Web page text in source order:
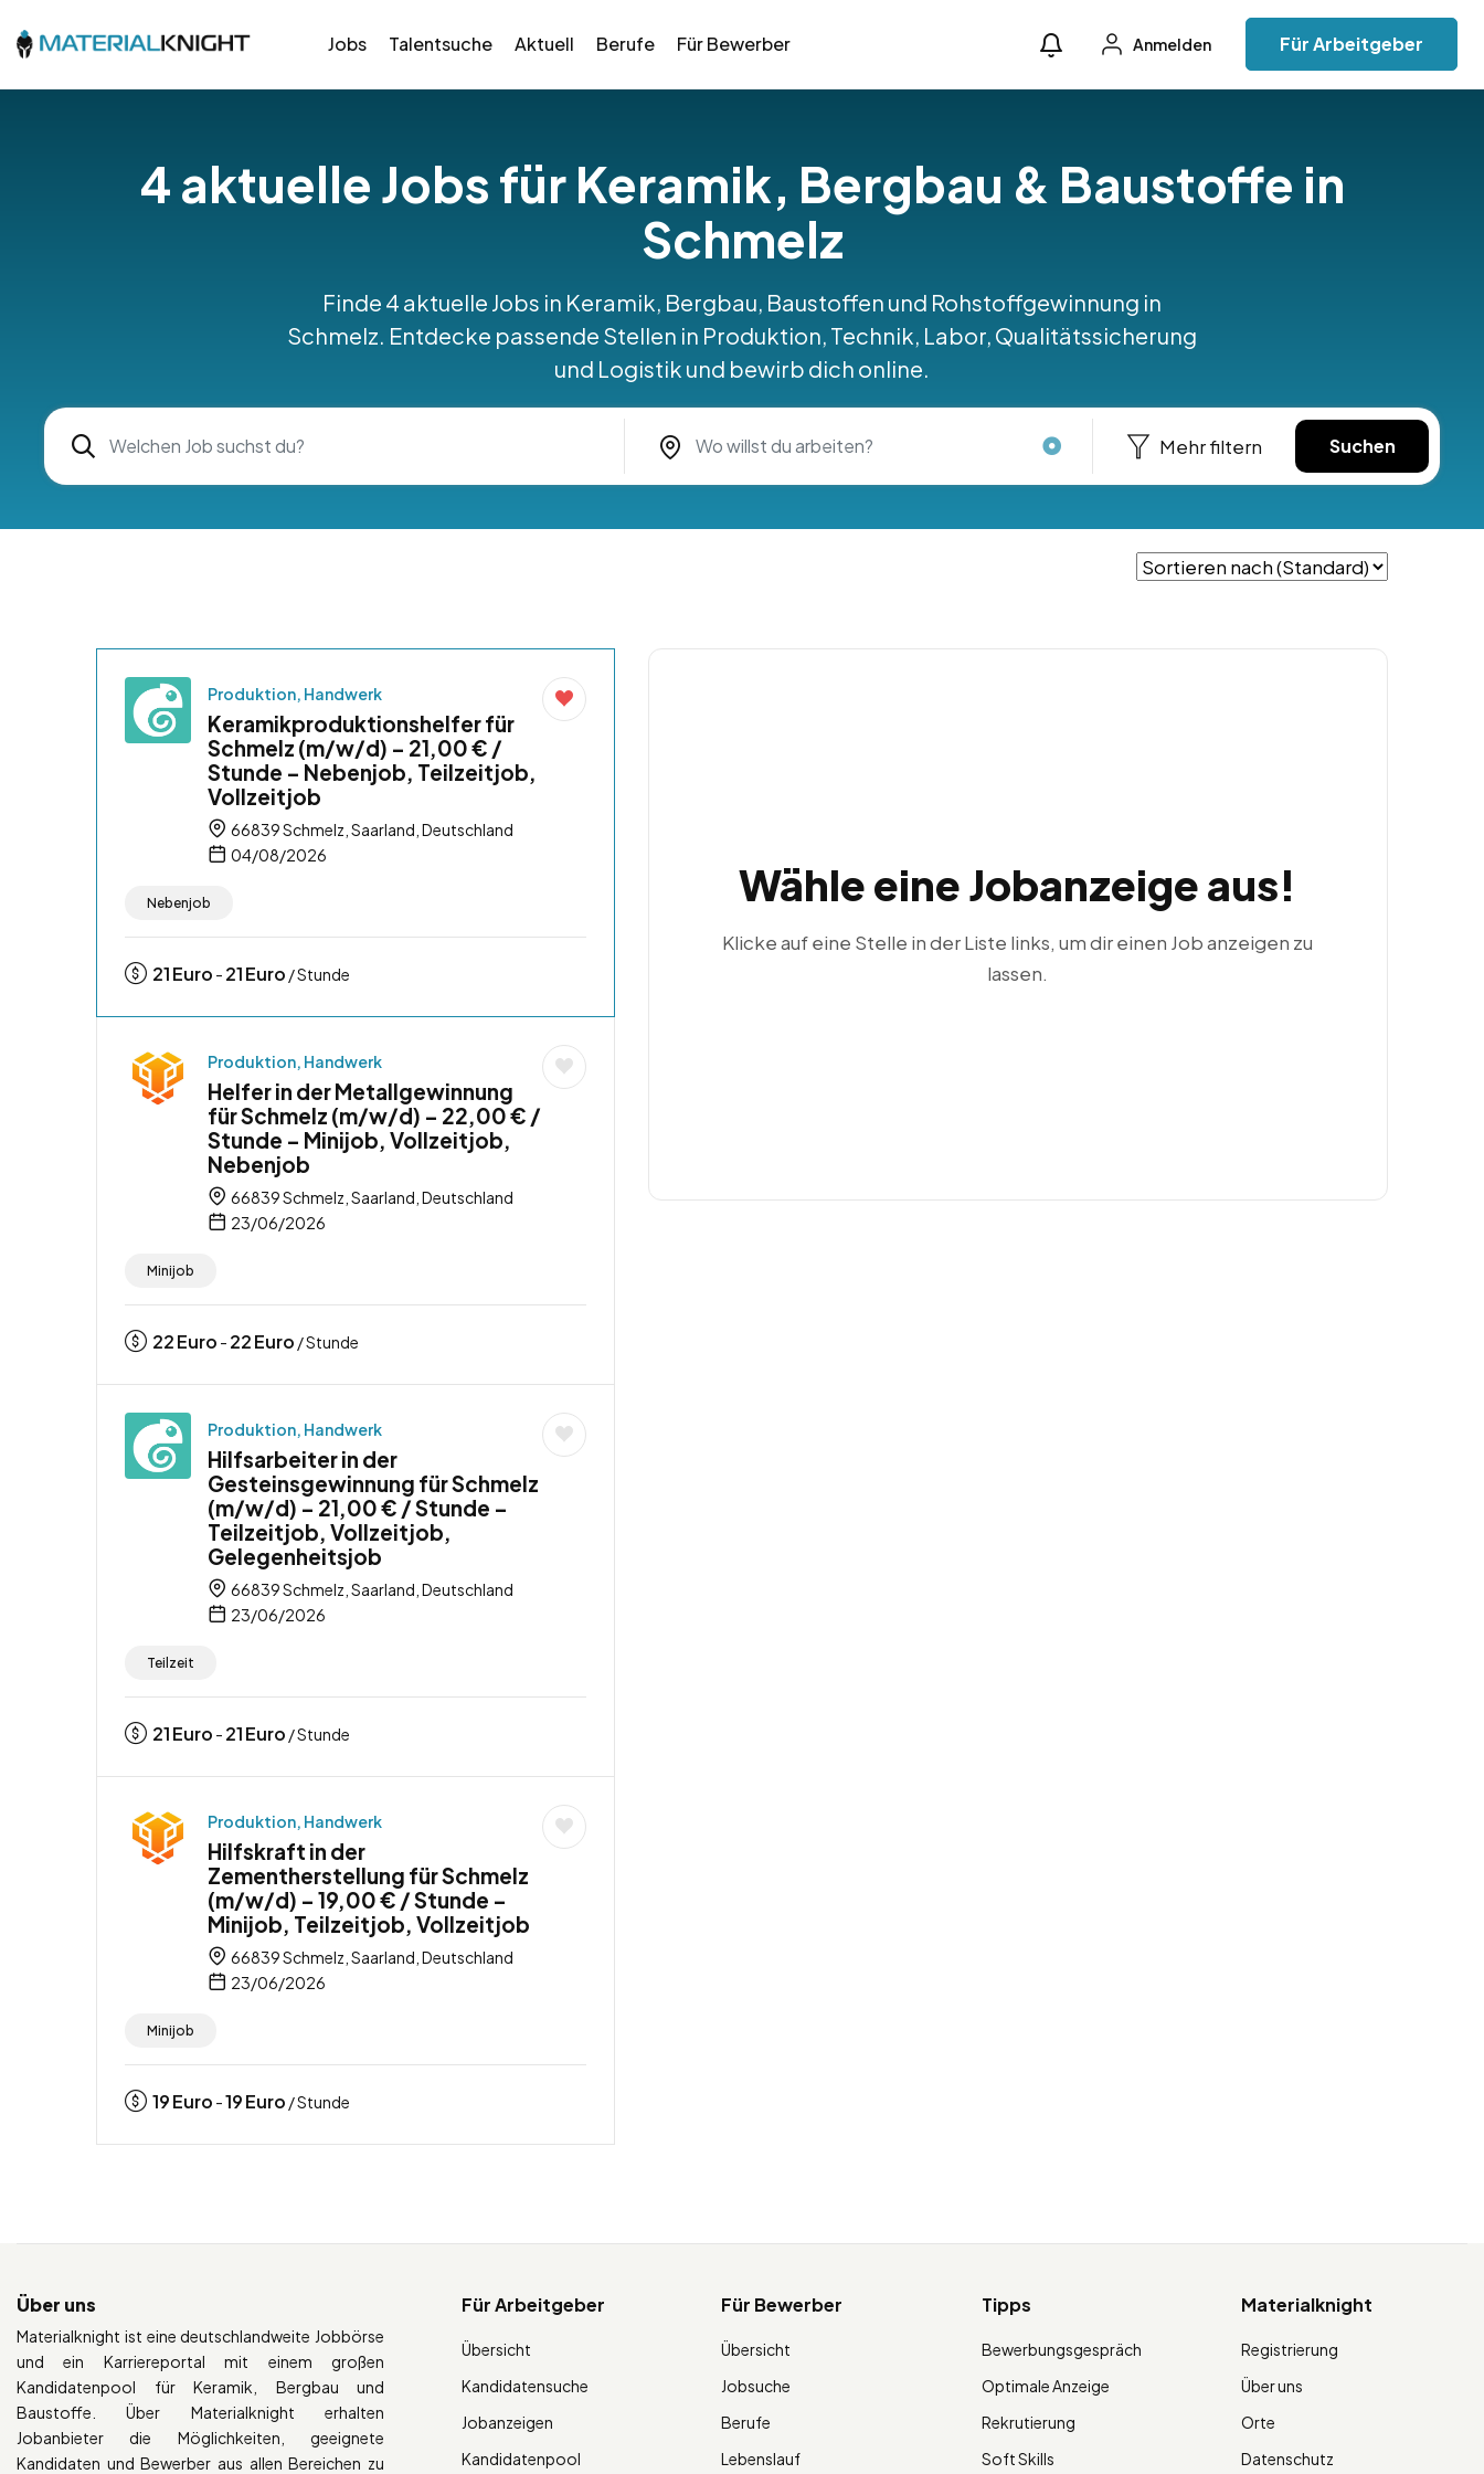
Jobs Talentsuche Aktuell Berufe Für Bewerber Anmelden Für Arbeitgeber
4 aktuelle Jobs für Keramik, Bergbau & Baustoffe in
Schmelz
Finde 4 aktuelle Jobs in Keramik, Bergbau, Baustoffen und Rohstoffgewinnung in
Schmelz. Entdecke passende Stellen in Produktion, Technik, Labor, Qualitätssicherung
und Logistik und bewirb dich online.
Mehr filtern Suchen
Produktion, Handwerk
Keramikproduktionshelfer für
Schmelz (m/w/d) – 21,00 € /
Stunde – Nebenjob, Teilzeitjob,
Vollzeitjob
66839 Schmelz, Saarland, Deutschland
04/08/2026
Nebenjob
21Euro - 21Euro / Stunde
Produktion, Handwerk
Helfer in der Metallgewinnung
für Schmelz (m/w/d) – 22,00 € /
Stunde – Minijob, Vollzeitjob,
Nebenjob
66839 Schmelz, Saarland, Deutschland
23/06/2026
Minijob
22Euro - 22Euro / Stunde
Produktion, Handwerk
Hilfsarbeiter in der
Gesteinsgewinnung für Schmelz
(m/w/d) – 21,00 € / Stunde –
Teilzeitjob, Vollzeitjob,
Gelegenheitsjob
66839 Schmelz, Saarland, Deutschland
23/06/2026
Teilzeit
21Euro - 21Euro / Stunde
Produktion, Handwerk
Hilfskraft in der
Zementherstellung für Schmelz
(m/w/d) – 19,00 € / Stunde –
Minijob, Teilzeitjob, Vollzeitjob
66839 Schmelz, Saarland, Deutschland
23/06/2026
Minijob
19Euro -19Euro / Stunde
Wähle eine Jobanzeige aus!
Klicke auf eine Stelle in der Liste links, um dir einen Job anzeigen zu
lassen.
Über uns
Materialknight ist eine deutschlandweite Jobbörse
und ein Karriereportal mit einem großen
Kandidatenpool für Keramik, Bergbau und
Baustoffe. Über Materialknight erhalten
Jobanbieter die Möglichkeiten, geeignete
Kandidaten und Bewerber aus allen Bereichen zu
Für Arbeitgeber
Übersicht
Kandidatensuche
Jobanzeigen
Kandidatenpool
Für Bewerber
Übersicht
Jobsuche
Berufe
Lebenslauf
Tipps
Bewerbungsgespräch
Optimale Anzeige
Rekrutierung
Soft Skills
Materialknight
Registrierung
Über uns
Orte
Datenschutz